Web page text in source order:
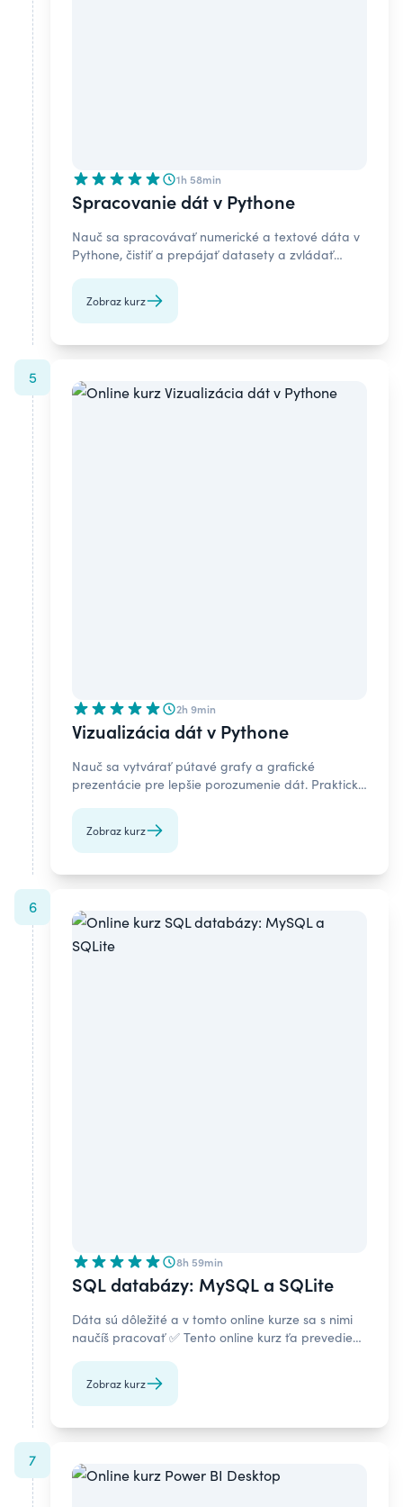
1h 58min
Spracovanie dát v Pythone
Nauč sa spracovávať numerické a textové dáta v
Pythone, čistiť a prepájať datasety a zvládať
Zobraz kurz
5
2h 9min
Vizualizácia dát v Pythone
Nauč sa vytvárať pútavé grafy a grafické
prezentácie pre lepšie porozumenie dát. Praktický
vizualizácie dát v Pythone.
Zobraz kurz
6
8h 59min
SQL databázy: MySQL a SQLite
Dáta sú dôležité a v tomto online kurze sa s nimi
naučíš pracovať ✅ Tento online kurz ťa prevedie
SQLite.
Zobraz kurz
7